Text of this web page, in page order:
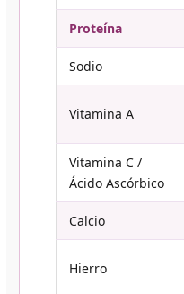
Proteína
Sodio
Vitamina A
Vitamina C /
Ácido Ascórbico
Calcio
Hierro